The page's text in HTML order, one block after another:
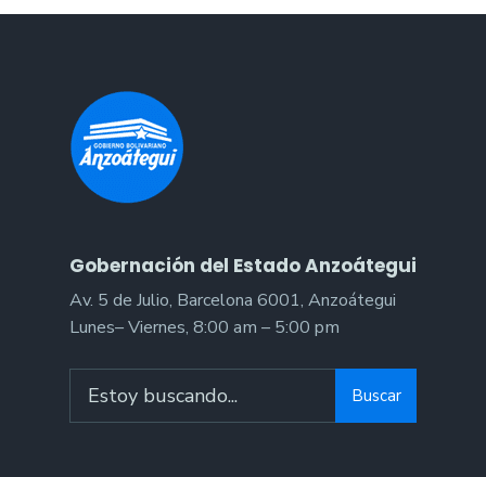
Gobernación del Estado Anzoátegui
Av. 5 de Julio, Barcelona 6001, Anzoátegui
Lunes– Viernes, 8:00 am – 5:00 pm
for:
Buscar